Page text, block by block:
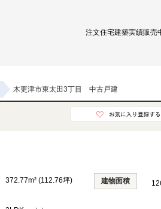
注文住宅建築実績販売
木更津市東太田3丁目 中古戸建
372.77m² (112.76坪) 建物面積